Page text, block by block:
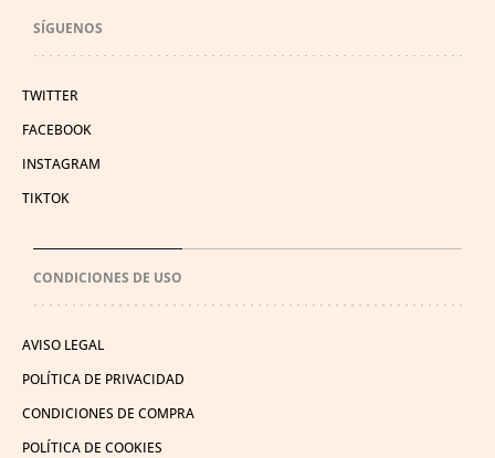
SÍGUENOS
TWITTER
FACEBOOK
INSTAGRAM
TIKTOK
CONDICIONES DE USO
AVISO LEGAL
POLÍTICA DE PRIVACIDAD
CONDICIONES DE COMPRA
POLÍTICA DE COOKIES